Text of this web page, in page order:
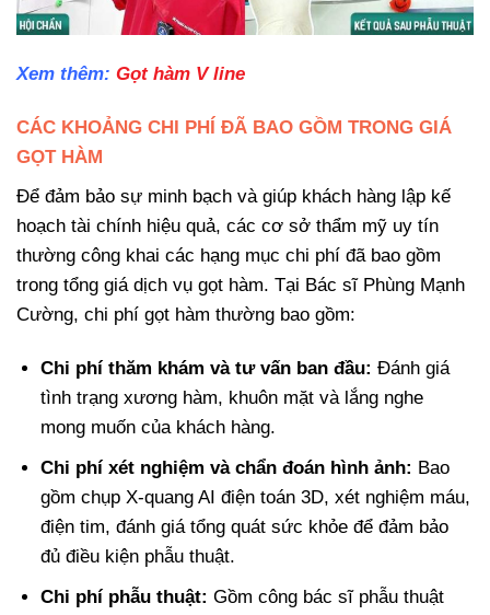
Xem thêm: Gọt hàm V line
CÁC KHOẢNG CHI PHÍ ĐÃ BAO GỒM TRONG GIÁ
GỌT HÀM
Để đảm bảo sự minh bạch và giúp khách hàng lập kế
hoạch tài chính hiệu quả, các cơ sở thẩm mỹ uy tín
thường công khai các hạng mục chi phí đã bao gồm
trong tổng giá dịch vụ gọt hàm. Tại Bác sĩ Phùng Mạnh
Cường, chi phí gọt hàm thường bao gồm:
Chi phí thăm khám và tư vấn ban đầu: Đánh giá
tình trạng xương hàm, khuôn mặt và lắng nghe
mong muốn của khách hàng.
Chi phí xét nghiệm và chẩn đoán hình ảnh: Bao
gồm chụp X-quang AI điện toán 3D, xét nghiệm máu,
điện tim, đánh giá tổng quát sức khỏe để đảm bảo
đủ điều kiện phẫu thuật.
Chi phí phẫu thuật: Gồm công bác sĩ phẫu thuật